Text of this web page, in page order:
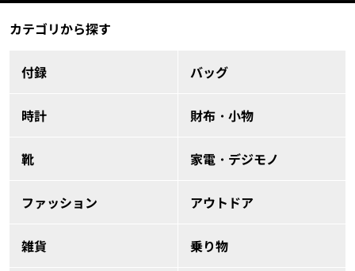
カテゴリから探す
付録 バッグ
時計 財布・小物
靴 家電・デジモノ
ファッション アウトドア
雑貨 乗り物